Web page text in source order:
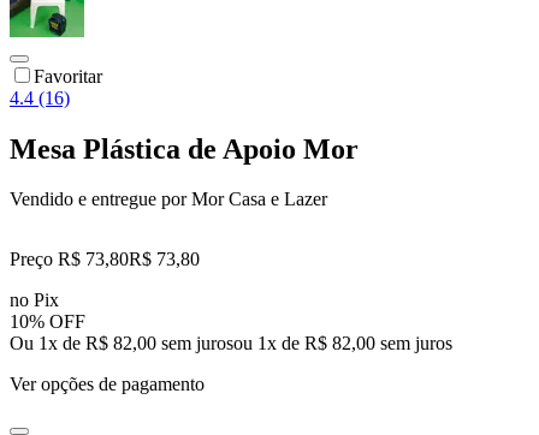
Favoritar
4.4 (16)
Mesa Plástica de Apoio Mor
Vendido e entregue por Mor Casa e Lazer
Preço R$ 73,80R$ 73,80
no Pix
10% OFF
Ou 1x de R$ 82,00 sem jurosou 1x de R$ 82,00 sem juros
Ver opções de pagamento